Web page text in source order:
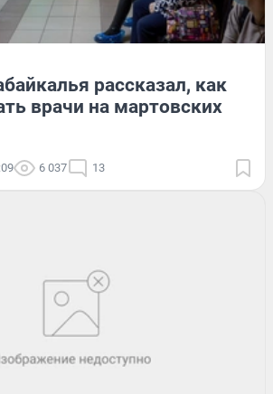
рассказал, как
врачи на мартовских
6 037 13